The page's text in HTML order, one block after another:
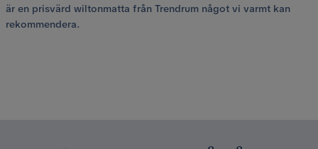
är en prisvärd wiltonmatta från Trendrum något vi varmt kan
rekommendera.